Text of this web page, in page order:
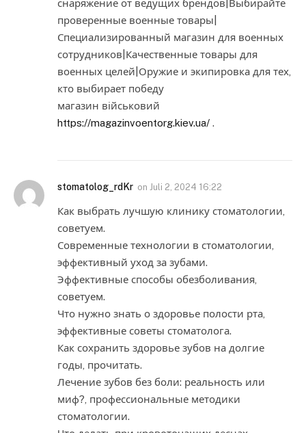
снаряжение от ведущих брендов|Выбирайте
проверенные военные товары|
Специализированный магазин для военных
сотрудников|Качественные товары для
военных целей|Оружие и экипировка для тех,
кто выбирает победу
магазин військовий
https://magazinvoentorg.kiev.ua/ .
stomatolog_rdKr on Juli 2, 2024 16:22
Как выбрать лучшую клинику стоматологии,
советуем.
Современные технологии в стоматологии,
эффективный уход за зубами.
Эффективные способы обезболивания,
советуем.
Что нужно знать о здоровье полости рта,
эффективные советы стоматолога.
Как сохранить здоровье зубов на долгие
годы, прочитать.
Лечение зубов без боли: реальность или
миф?, профессиональные методики
стоматологии.